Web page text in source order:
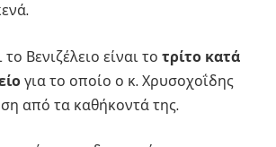
Βενιζέλειο είναι το τρίτο κατά
για το οποίο ο κ. Χρυσοχοΐδης
από τα καθήκοντά της.